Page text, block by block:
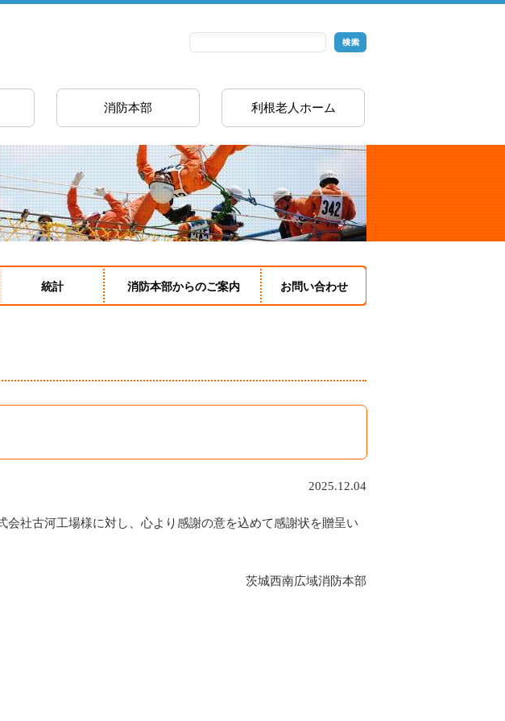
消防本部 利根老人ホーム
統計 消防本部からのご案内 お問い合わせ
2025.12.04
社古河工場様に対し、心より感謝の意を込めて感謝状を贈呈い
茨城西南広域消防本部